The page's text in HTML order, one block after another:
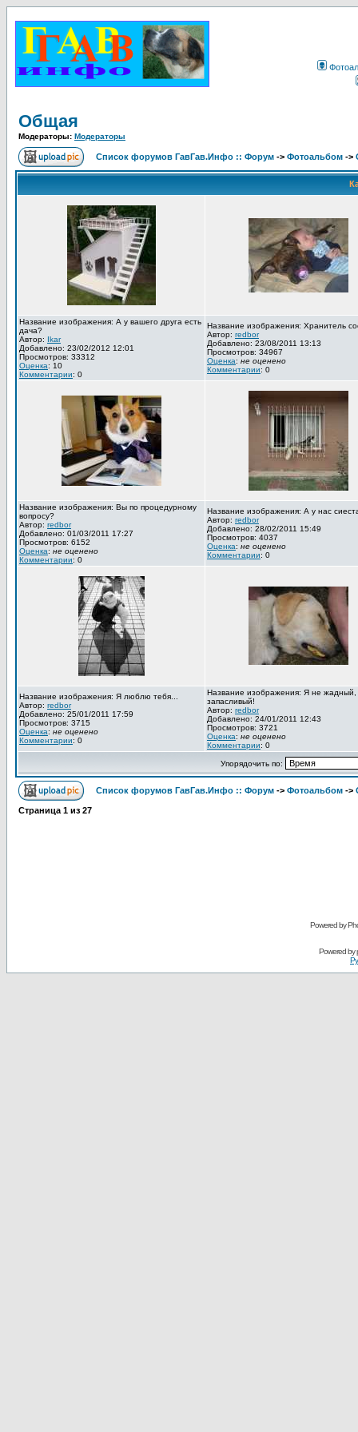
Общая
Модераторы: Модераторы
Список форумов ГавГав.Инфо :: Форум -> Фотоальбом ->
Название изображения: А у вашего друга есть
дача?
Автор: Ikar
Добавлено: 23/02/2012 12:01
Просмотров: 33312
Оценка: 10
Комментарии: 0
Название изображения: Хранитель
Автор: redbor
Добавлено: 23/08/2011 13:13
Просмотров: 34967
Оценка: не оценено
Комментарии: 0
Название изображения: Вы по процедурному
вопросу?
Автор: redbor
Добавлено: 01/03/2011 17:27
Просмотров: 6152
Оценка: не оценено
Комментарии: 0
Название изображения: А у нас
Автор: redbor
Добавлено: 28/02/2011 15:49
Просмотров: 4037
Оценка: не оценено
Комментарии: 0
Название изображения: Я люблю тебя...
Автор: redbor
Добавлено: 25/01/2011 17:59
Просмотров: 3715
Оценка: не оценено
Комментарии: 0
Название изображения: Я не жадный,
запасливый!
Автор: redbor
Добавлено: 24/01/2011 12:43
Просмотров: 3721
Оценка: не оценено
Комментарии: 0
Упорядочить по:
Список форумов ГавГав.Инфо :: Форум -> Фотоальбом ->
Страница 1 из 27
Powered by
Powered by